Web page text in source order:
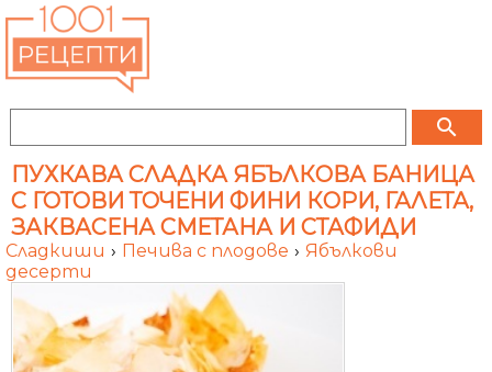
search
ПУХКАВА СЛАДКА ЯБЪЛКОВА БАНИЦА
С ГОТОВИ ТОЧЕНИ ФИНИ КОРИ, ГАЛЕТА,
ЗАКВАСЕНА СМЕТАНА И СТАФИДИ
Сладкиши › Печива с плодове › Ябълкови
десерти